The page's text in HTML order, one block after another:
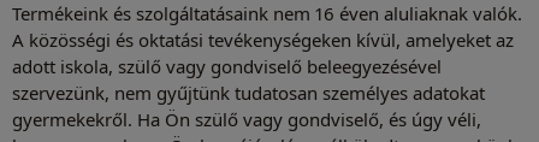
Termékeink és szolgáltatásaink nem 16 éven aluliaknak valók.
A közösségi és oktatási tevékenységeken kívül, amelyeket az
adott iskola, szülő vagy gondviselő beleegyezésével
szervezünk, nem gyűjtünk tudatosan személyes adatokat
gyermekekről. Ha Ön szülő vagy gondviselő, és úgy véli,